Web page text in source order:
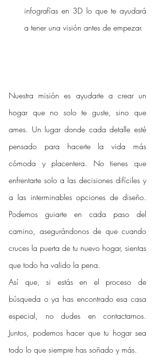
infografías en 3D lo que te ayudará
a tener una visión antes de empezar.
Nuestra misión es ayudarte a crear un
hogar que no solo te guste, sino que
ames. Un lugar donde cada detalle esté
pensado para hacerte la vida más
cómoda y placentera. No tienes que
enfrentarte solo a las decisiones difíciles y
a las interminables opciones de diseño.
Podemos guiarte en cada paso del
camino, asegurándonos de que cuando
cruces la puerta de tu nuevo hogar, sientas
que todo ha valido la pena.
Así que, si estás en el proceso de
búsqueda o ya has encontrado esa casa
especial, no dudes en contactarnos.
Juntos, podemos hacer que tu hogar sea
todo lo que siempre has soñado y más.